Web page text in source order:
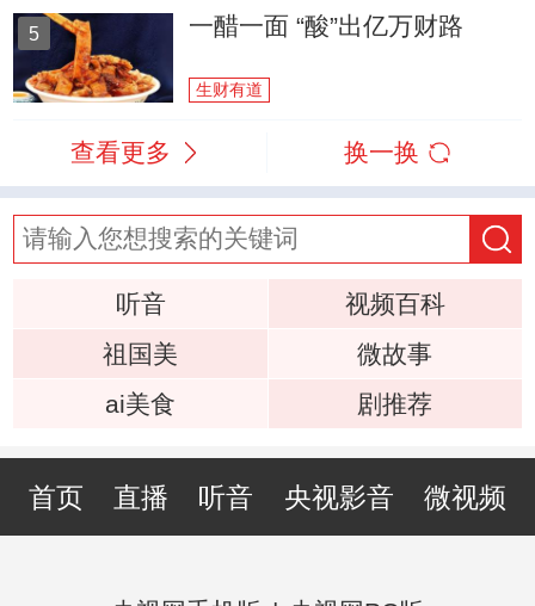
5 一醋一面 “酸”出亿万财路
生财有道
查看更多 换一换
听音
视频百科
祖国美
微故事
ai美食
剧推荐
首页 直播 听音 央视影音 微视频